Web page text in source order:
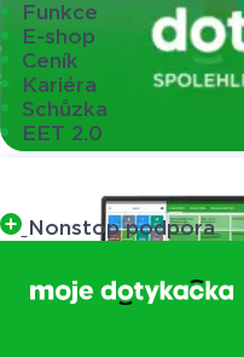
Funkce
E-shop
Ceník
Kariéra
Schůzka
EET 2.0
Nonstop podpora